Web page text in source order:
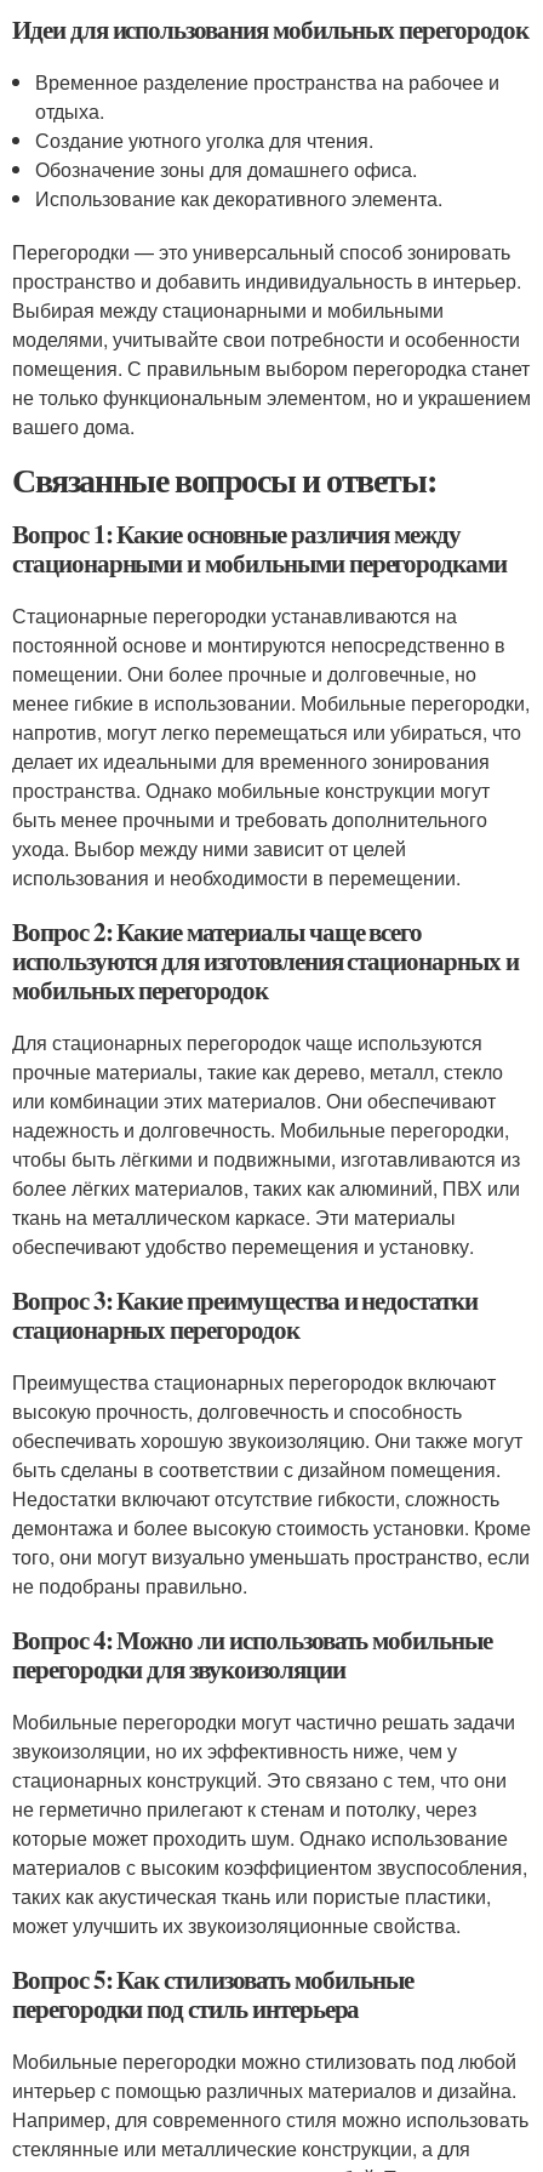
Идеи для использования мобильных перегородок
Временное разделение пространства на рабочее и
отдыха.
Создание уютного уголка для чтения.
Обозначение зоны для домашнего офиса.
Использование как декоративного элемента.
Перегородки — это универсальный способ зонировать
пространство и добавить индивидуальность в интерьер.
Выбирая между стационарными и мобильными
моделями, учитывайте свои потребности и особенности
помещения. С правильным выбором перегородка станет
не только функциональным элементом, но и украшением
вашего дома.
Связанные вопросы и ответы:
Вопрос 1: Какие основные различия между
стационарными и мобильными перегородками
Стационарные перегородки устанавливаются на
постоянной основе и монтируются непосредственно в
помещении. Они более прочные и долговечные, но
менее гибкие в использовании. Мобильные перегородки,
напротив, могут легко перемещаться или убираться, что
делает их идеальными для временного зонирования
пространства. Однако мобильные конструкции могут
быть менее прочными и требовать дополнительного
ухода. Выбор между ними зависит от целей
использования и необходимости в перемещении.
Вопрос 2: Какие материалы чаще всего
используются для изготовления стационарных и
мобильных перегородок
Для стационарных перегородок чаще используются
прочные материалы, такие как дерево, металл, стекло
или комбинации этих материалов. Они обеспечивают
надежность и долговечность. Мобильные перегородки,
чтобы быть лёгкими и подвижными, изготавливаются из
более лёгких материалов, таких как алюминий, ПВХ или
ткань на металлическом каркасе. Эти материалы
обеспечивают удобство перемещения и установку.
Вопрос 3: Какие преимущества и недостатки
стационарных перегородок
Преимущества стационарных перегородок включают
высокую прочность, долговечность и способность
обеспечивать хорошую звукоизоляцию. Они также могут
быть сделаны в соответствии с дизайном помещения.
Недостатки включают отсутствие гибкости, сложность
демонтажа и более высокую стоимость установки. Кроме
того, они могут визуально уменьшать пространство, если
не подобраны правильно.
Вопрос 4: Можно ли использовать мобильные
перегородки для звукоизоляции
Мобильные перегородки могут частично решать задачи
звукоизоляции, но их эффективность ниже, чем у
стационарных конструкций. Это связано с тем, что они
не герметично прилегают к стенам и потолку, через
которые может проходить шум. Однако использование
материалов с высоким коэффициентом звуспособления,
таких как акустическая ткань или пористые пластики,
может улучшить их звукоизоляционные свойства.
Вопрос 5: Как стилизовать мобильные
перегородки под стиль интерьера
Мобильные перегородки можно стилизовать под любой
интерьер с помощью различных материалов и дизайна.
Например, для современного стиля можно использовать
стеклянные или металлические конструкции, а для